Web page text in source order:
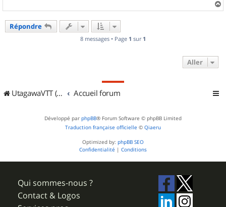
a
Répondre
8 messages • Page 1 sur 1
Aller
UtagawaVTT (Randos VTT et VTTAE avec traces GPS) Accueil forum
Développé par phpBB® Forum Software © phpBB Limited
Traduction française officielle © Qiaeru
Optimized by: phpBB SEO
Confidentialité | Conditions
Qui sommes-nous ?
Contact & Logos